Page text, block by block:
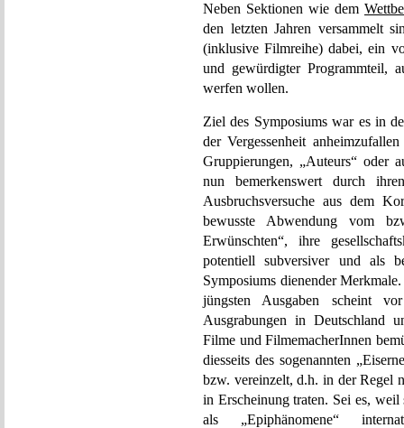
Neben Sektionen wie dem
den letzten Jahren versammelt
(inklusive Filmreihe) dabei, ein
und gewürdigter Programmteil,
werfen wollen.
Ziel des Symposiums war es in
der Vergessenheit
Gruppierungen, „Auteurs“ oder
nun bemerkenswert durch
Ausbruchsversuche aus dem
bewusste Abwendung vom
Erwünschten“, ihre
potentiell subversiver und als
Symposiums dienender
jüngsten Ausgaben scheint
Ausgrabungen in Deutschland
Filme und FilmemacherInnen
diesseits des sogenannten
bzw. vereinzelt, d.h. in der Regel
in Erscheinung traten. Sei es,
als „Epiphänomene“